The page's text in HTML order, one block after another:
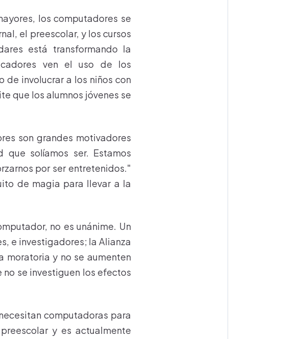
los computadores se
el preescolar, y los cursos
está transformando la
ven el uso de los
de involucrar a los niños con
que los alumnos jóvenes se
son grandes motivadores
solíamos ser. Estamos
por ser entretenidos."
de magia para llevar a la
no es unánime. Un
e investigadores; la Alianza
moratoria y no se aumenten
se investiguen los efectos
computadoras para
y es actualmente